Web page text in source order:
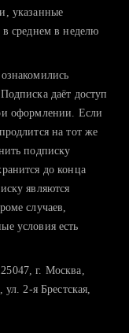
поднимаете
и оценить шансы
указанные
среднем в неделю
даёт доступ
оформлении. Если
на тот же
подписку
до конца
являются
случаев,
условия есть
г. Москва,
2-я Брестская,